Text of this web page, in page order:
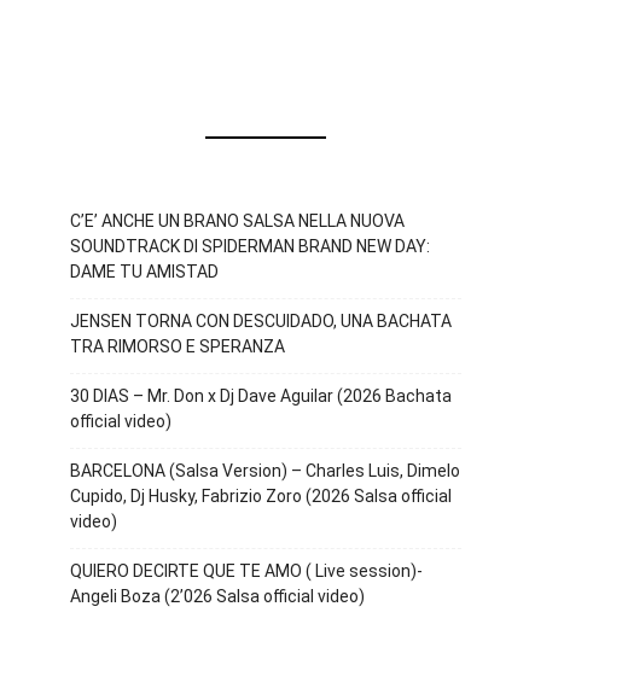
C’E’ ANCHE UN BRANO SALSA NELLA NUOVA
SOUNDTRACK DI SPIDERMAN BRAND NEW DAY:
DAME TU AMISTAD
JENSEN TORNA CON DESCUIDADO, UNA BACHATA
TRA RIMORSO E SPERANZA
30 DIAS – Mr. Don x Dj Dave Aguilar (2026 Bachata
official video)
BARCELONA (Salsa Version) – Charles Luis, Dimelo
Cupido, Dj Husky, Fabrizio Zoro (2026 Salsa official
video)
QUIERO DECIRTE QUE TE AMO ( Live session)-
Angeli Boza (2’026 Salsa official video)